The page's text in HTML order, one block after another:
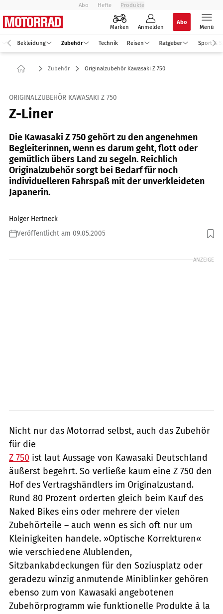
Abo Hefte Produkte
Marken Anmelden
Abo
Menü
Bekleidung Zubehör Technik Reisen Ratgeber Sport &
Zubehör Originalzubehör Kawasaki Z 750
ORIGINALZUBEHÖR KAWASAKI Z 750
Z-Liner
Die Kawasaki Z 750 gehört zu den angenehmen
Begleiterinnen, wenn es darum geht, flott oder
gemütlich übers Land zu segeln. Reichlich
Originalzubehör sorgt bei Bedarf für noch
individuelleren Fahrspaß mit der unverkleideten
Japanerin.
Holger Hertneck
Veröffentlicht am 09.05.2005
Foto: Bilski
ANZEIGE
Nicht nur das Motorrad selbst, auch das Zubehör
für die
Z 750 ist laut Aussage von Kawasaki Deutschland
äußerst begehrt. So verließe kaum eine Z 750 den
Hof des Vertragshändlers im Originalzustand.
Rund 80 Prozent orderten gleich beim Kauf des
Naked Bikes eins oder mehrere der vielen
Zubehörteile – auch wenn es sich oft nur um
Kleinigkeiten handele. »Optische Korrekturen«
wie verschiedene Alublenden,
Sitzbankabdeckungen für den Soziusplatz oder
geradezu winzig anmutende Miniblinker gehören
ebenso zum von Kawasaki angebotenen
Zubehörprogramm wie funktionelle Produkte à la